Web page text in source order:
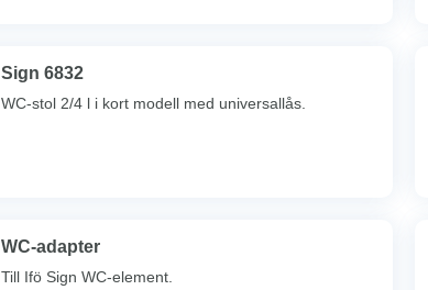
Sign 6832
WC-stol 2/4 l i kort modell med universallås.
WC-adapter
Till Ifö Sign WC-element.